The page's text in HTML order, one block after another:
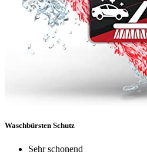
Waschbürsten Schutz
Sehr schonend